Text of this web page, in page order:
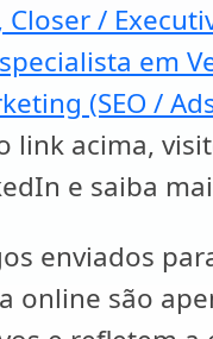
Closer /
em
(SEO /
link acima,
e saiba
enviados
online são